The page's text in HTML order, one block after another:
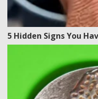
5 Hidden Signs You